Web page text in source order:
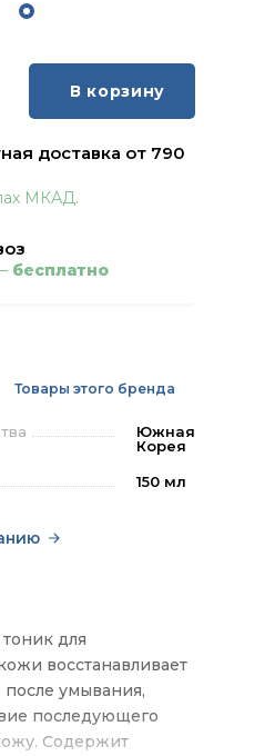
Товары этого бренда
Южная
Корея
150 мл
В корзину
доставка от 790
МКАД.
бесплатно
для
восстанавливает
умывания,
последующего
Содержит